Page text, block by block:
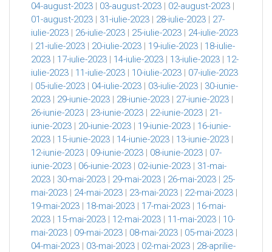
04-august-2023 | 03-august-2023 | 02-august-2023 |
01-august-2023 | 31-iulie-2023 | 28-iulie-2023 | 27-
iulie-2023 | 26-iulie-2023 | 25-iulie-2023 | 24-iulie-2023
| 21-iulie-2023 | 20-iulie-2023 | 19-iulie-2023 | 18-iulie-
2023 | 17-iulie-2023 | 14-iulie-2023 | 13-iulie-2023 | 12-
iulie-2023 | 11-iulie-2023 | 10-iulie-2023 | 07-iulie-2023
| 05-iulie-2023 | 04-iulie-2023 | 03-iulie-2023 | 30-iunie-
2023 | 29-iunie-2023 | 28-iunie-2023 | 27-iunie-2023 |
26-iunie-2023 | 23-iunie-2023 | 22-iunie-2023 | 21-
iunie-2023 | 20-iunie-2023 | 19-iunie-2023 | 16-iunie-
2023 | 15-iunie-2023 | 14-iunie-2023 | 13-iunie-2023 |
12-iunie-2023 | 09-iunie-2023 | 08-iunie-2023 | 07-
iunie-2023 | 06-iunie-2023 | 02-iunie-2023 | 31-mai-
2023 | 30-mai-2023 | 29-mai-2023 | 26-mai-2023 | 25-
mai-2023 | 24-mai-2023 | 23-mai-2023 | 22-mai-2023 |
19-mai-2023 | 18-mai-2023 | 17-mai-2023 | 16-mai-
2023 | 15-mai-2023 | 12-mai-2023 | 11-mai-2023 | 10-
mai-2023 | 09-mai-2023 | 08-mai-2023 | 05-mai-2023 |
04-mai-2023 | 03-mai-2023 | 02-mai-2023 | 28-aprilie-